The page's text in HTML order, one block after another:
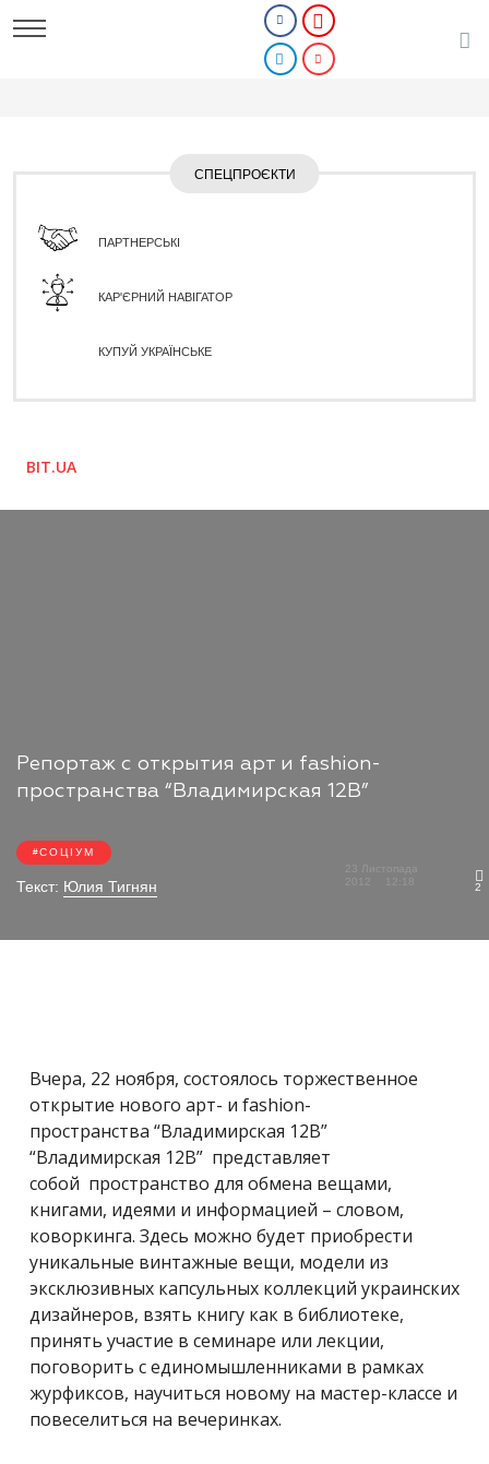
СПЕЦПРОЄКТИ
ПАРТНЕРСЬКІ
КАР'ЄРНИЙ НАВІГАТОР
КУПУЙ УКРАЇНСЬКЕ
BIT.UA
Репортаж с открытия арт и fashion-
пространства “Владимирская 12В”
СОЦІУМ
Текст: Юлия Тигнян
23 Листопада
2
Вчера, 22 ноября, состоялось торжественное
открытие нового арт- и fashion-
пространства “Владимирская 12В”
“Владимирская 12В” представляет
собой пространство для обмена вещами,
книгами, идеями и информацией – словом,
коворкинга. Здесь можно будет приобрести
уникальные винтажные вещи, модели из
эксклюзивных капсульных коллекций украинских
дизайнеров, взять книгу как в библиотеке,
принять участие в семинаре или лекции,
поговорить с единомышленниками в рамках
журфиксов, научиться новому на мастер-классе и
повеселиться на вечеринках.